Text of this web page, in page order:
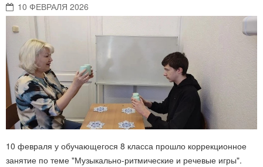
10 ФЕВРАЛЯ 2026
10 февраля у обучающегося 8 класса прошло коррекционное
занятие по теме "Музыкально-ритмические и речевые игры".